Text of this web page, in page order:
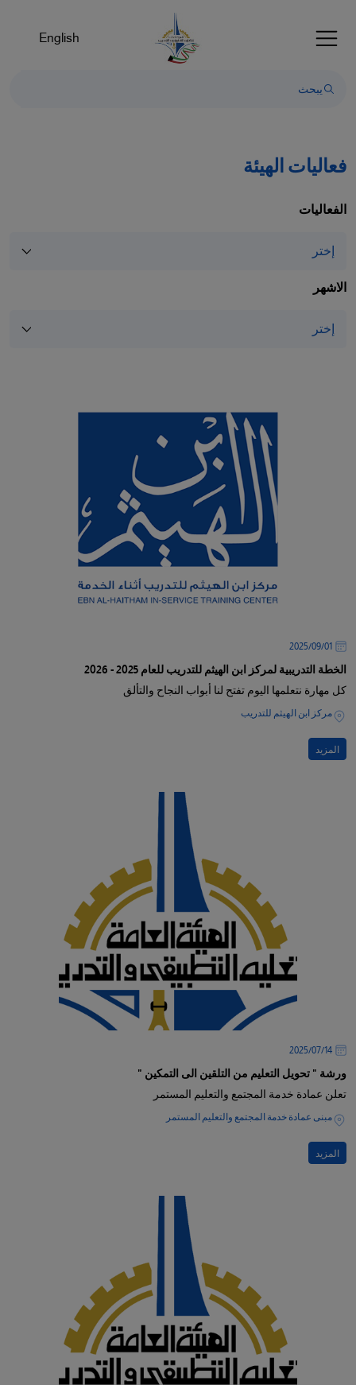
English
فعاليات الهيئة
الفعاليات
الاشهر
01‏/09‏/2025
الخطة التدريبية لمركز ابن الهيثم للتدريب للعام 2025 - 2026
كل مهارة نتعلمها اليوم تفتح لنا أبواب النجاح والتألق
مركز ابن الهيثم للتدريب
المزيد
14‏/07‏/2025
ورشة " تحويل التعليم من التلقين الى التمكين "
تعلن عمادة خدمة المجتمع والتعليم المستمر
مبنى عمادة خدمة المجتمع والتعليم المستمر
المزيد